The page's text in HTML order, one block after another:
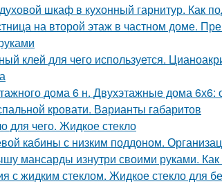
шкаф в кухонный гарнитур. Как
на второй этаж в частном доме.
клей для чего используется.
дома 6 н. Двухэтажные дома 6х6:
кровати. Варианты габаритов
для чего. Жидкое стекло
кабины с низким поддоном.
мансарды изнутри своими руками. Как
с жидким стеклом. Жидкое стекло для